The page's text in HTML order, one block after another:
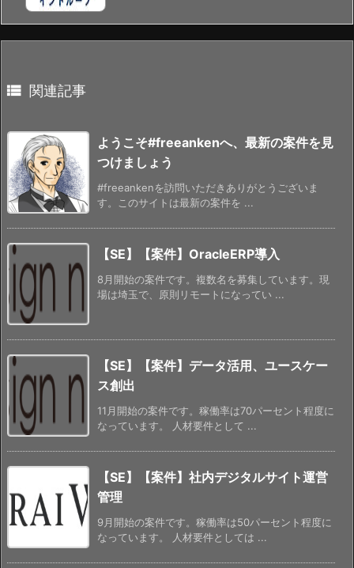
 関連記事
ようこそ#freeankenへ、最新の案件を見
つけましょう
#freeankenを訪問いただきありがとうございま
す。このサイトは最新の案件を ...
【SE】【案件】OracleERP導入
8月開始の案件です。複数名を募集しています。現
場は埼玉で、原則リモートになってい ...
【SE】【案件】データ活用、ユースケー
ス創出
11月開始の案件です。稼働率は70パーセント程度に
なっています。 人材要件として ...
【SE】【案件】社内デジタルサイト運営
管理
9月開始の案件です。稼働率は50パーセント程度に
なっています。 人材要件としては ...